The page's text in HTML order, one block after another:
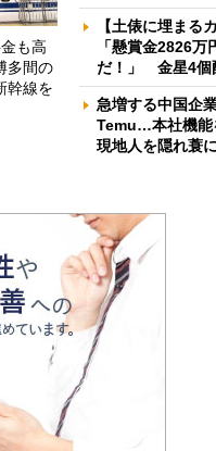
も高
多間の
幹線を
【土俵に埋まる
「懸賞金2826
だ！」 金星4個
急増する中国企
Temu…本社機能
現地人を隠れ蓑